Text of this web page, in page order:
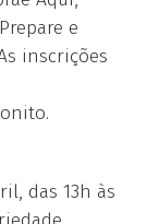
e
inscrições
das 13h às